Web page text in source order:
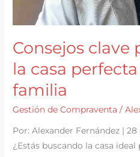
Consejos clave
la casa
familia
Gestión de Compraventa /
Por: Alexander Fernández |
¿Estás buscando la casa